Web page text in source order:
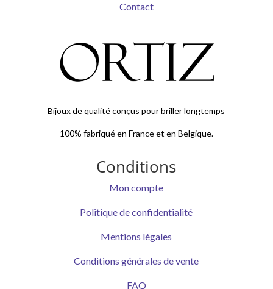
Contact
Bijoux de qualité conçus pour briller longtemps
100% fabriqué en France et en Belgique.
Conditions
Mon compte
Politique de confidentialité
Mentions légales
Conditions générales de vente
FAQ